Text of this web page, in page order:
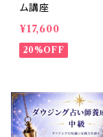
ム講座
¥17,600
20%OFF